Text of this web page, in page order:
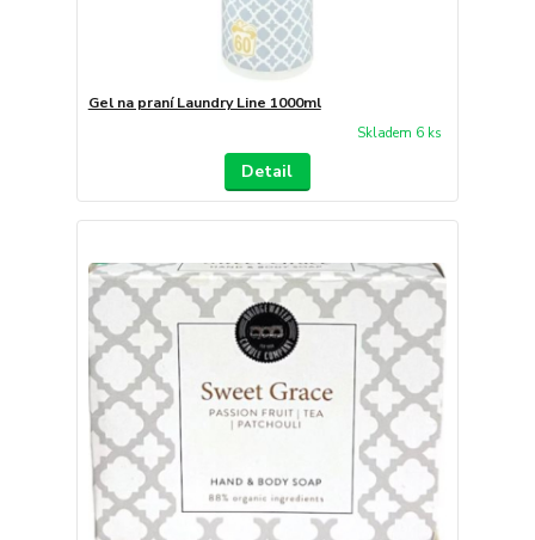
Gel na praní Laundry Line 1000ml
Skladem 6 ks
Detail